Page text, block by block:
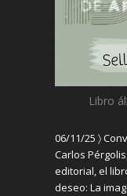
Libro
06/11/25 〉
Carlos
editorial, el
deseo: La